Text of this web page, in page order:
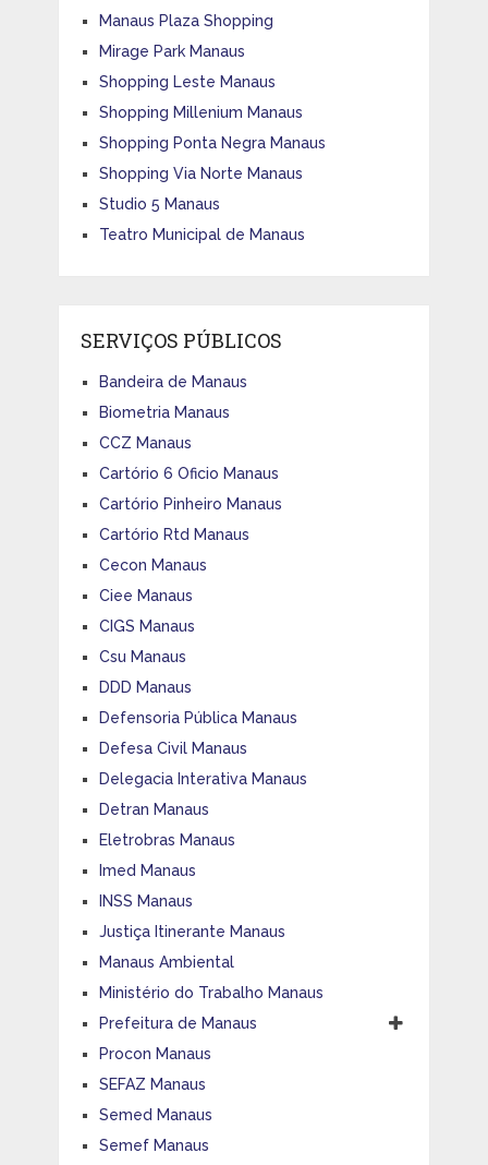
Manaus Plaza Shopping
Mirage Park Manaus
Shopping Leste Manaus
Shopping Millenium Manaus
Shopping Ponta Negra Manaus
Shopping Via Norte Manaus
Studio 5 Manaus
Teatro Municipal de Manaus
SERVIÇOS PÚBLICOS
Bandeira de Manaus
Biometria Manaus
CCZ Manaus
Cartório 6 Oficio Manaus
Cartório Pinheiro Manaus
Cartório Rtd Manaus
Cecon Manaus
Ciee Manaus
CIGS Manaus
Csu Manaus
DDD Manaus
Defensoria Pública Manaus
Defesa Civil Manaus
Delegacia Interativa Manaus
Detran Manaus
Eletrobras Manaus
Imed Manaus
INSS Manaus
Justiça Itinerante Manaus
Manaus Ambiental
Ministério do Trabalho Manaus
Prefeitura de Manaus
Procon Manaus
SEFAZ Manaus
Semed Manaus
Semef Manaus